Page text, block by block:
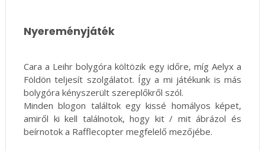
Nyereményjáték
Cara a Leihr bolygóra költözik egy időre, míg Aelyx a
Földön teljesít szolgálatot. Így a mi játékunk is más
bolygóra kényszerült szereplőkről szól.
Minden blogon találtok egy kissé homályos képet,
amiről ki kell találnotok, hogy kit / mit ábrázol és
beírnotok a Rafflecopter megfelelő mezőjébe.